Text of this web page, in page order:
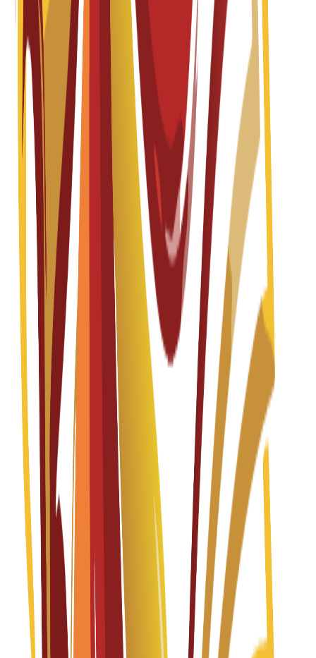
Yüksek Lisans 1 year
Master in Event Design and Management
Spanish Fall 2026-2027
Başvurular açık
Öğrenim Ücreti
13,200
EUR
per year
Yüksek Lisans 1 year
Master in Fashion Design
Spanish Fall 2026-2027 Başvurular açık
Öğrenim Ücreti
13,200 EUR
per year
Yüksek Lisans 1 year
Master in Interior Design for Hotels, Gastronomy,
and Commercial Spaces
Fall 2026-2027
Başvurular açık
Öğrenim Ücreti
13,200
EUR
per year
Yüksek Lisans 1 year
Master in Strategic and Creative Direction of Brand
Communication
Spanish Fall 2026-2027
Başvurular açık
Öğrenim Ücreti
13,200
EUR
per year
Yüksek Lisans 1 year
Official Master in Physical Space Design and Digital
Environments